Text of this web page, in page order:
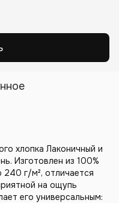
хлопка Лаконичный и
Изготовлен из 100%
240 г/м², отличается
на ощупь
его универсальным: